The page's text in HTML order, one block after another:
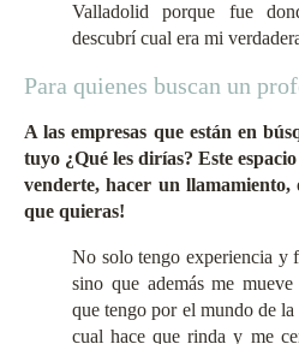
Valladolid porque fue
descubrí cual era mi
Para quienes buscan un
A las empresas que están en
tuyo ¿Qué les dirías? Este
venderte, hacer un
que quieras!
No solo tengo experiencia y
sino que además me
que tengo por el mundo de
cual hace que rinda y me